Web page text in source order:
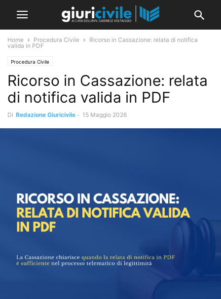
Home Procedura Civile
Ricorso in Cassazione: relata di notifica
valida in PDF
Procedura Civile
Ricorso in Cassazione: relata
di notifica valida in PDF
Di Redazione Giuricivile - 15 Maggio 2026